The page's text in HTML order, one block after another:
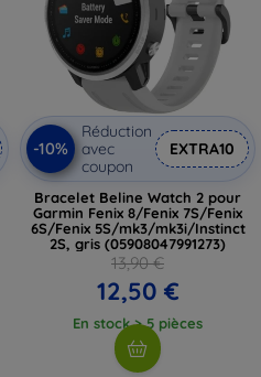
-10%
Réduction
avec
coupon
EXTRA10
Bracelet Beline Watch 2 pour
Garmin Fenix 8/Fenix 7S/Fenix
6S/Fenix 5S/mk3/mk3i/Instinct
2S, gris (05908047991273)
13,90 €
12,50 €
En stock > 5 pièces